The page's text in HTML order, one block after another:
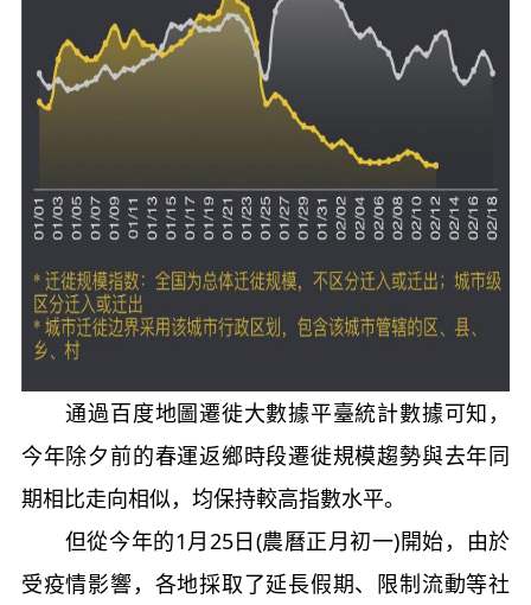
通過百度地圖遷徙大數據平臺統計數據可知，
今年除夕前的春運返鄉時段遷徙規模趨勢與去年同
期相比走向相似，均保持較高指數水平。
但從今年的1月25日(農曆正月初一)開始，由於
受疫情影響，各地採取了延長假期、限制流動等社